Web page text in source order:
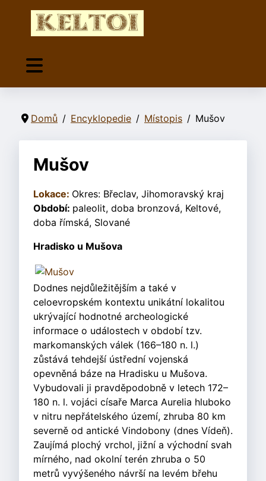
Domů Encyklopedie Místopis Mušov
Mušov
Lokace: Okres: Břeclav, Jihomoravský kraj
Období: paleolit, doba bronzová, Keltové,
doba římská, Slované
Hradisko u Mušova
Dodnes nejdůležitějším a také v
celoevropském kontextu unikátní lokalitou
ukrývající hodnotné archeologické
informace o událostech v období tzv.
markomanských válek (166–180 n. l.)
zůstává tehdejší ústřední vojenská
opevněná báze na Hradisku u Mušova.
Vybudovali ji pravděpodobně v letech 172–
180 n. l. vojáci císaře Marca Aurelia hluboko
v nitru nepřátelského území, zhruba 80 km
severně od antické Vindobony (dnes Vídeň).
Zaujímá plochý vrchol, jižní a východní svah
mírného, nad okolní terén zhruba o 50
metrů vyvýšeného návrší na levém břehu